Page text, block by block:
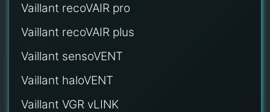
Vaillant recoVAIR pro
Vaillant recoVAIR plus
Vaillant sensoVENT
Vaillant haloVENT
Vaillant VGR vLINK